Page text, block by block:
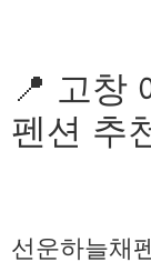
📍 고창
펜션 추
선운하늘채